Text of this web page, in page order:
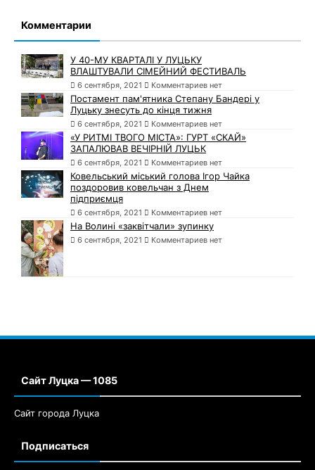
Комментарии
У 40-МУ КВАРТАЛІ У ЛУЦЬКУ
ВЛАШТУВАЛИ СІМЕЙНИЙ ФЕСТИВАЛЬ
6 сентября, 2021 Комментариев нет
Постамент пам'ятника Степану Бандері у
Луцьку знесуть до кінця тижня
6 сентября, 2021 Комментариев нет
«У РИТМІ ТВОГО МІСТА»: ГУРТ «СКАЙ»
ЗАПАЛЮВАВ ВЕЧІРНІЙ ЛУЦЬК
6 сентября, 2021 Комментариев нет
Ковельський міський голова Ігор Чайка
поздоровив ковельчан з Днем
підприємця
6 сентября, 2021 Комментариев нет
На Волині «заквітчали» зупинку
6 сентября, 2021 Комментариев нет
Сайт Луцка — 1085
Сайт города Луцка
Подписаться